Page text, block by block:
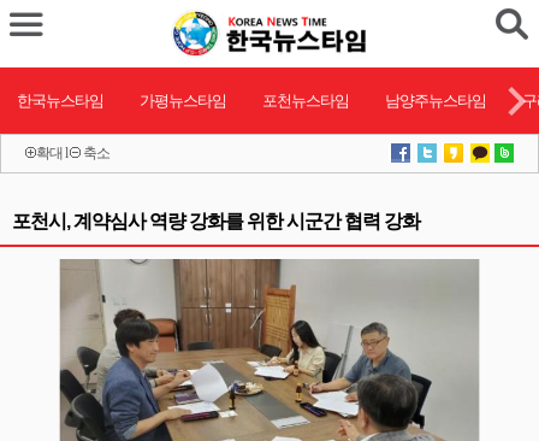
한국뉴스타임 가평뉴스타임 포천뉴스타임 남양주뉴스타임
확대 l 축소
포천시, 계약심사 역량 강화를 위한 시군간 협력 강화